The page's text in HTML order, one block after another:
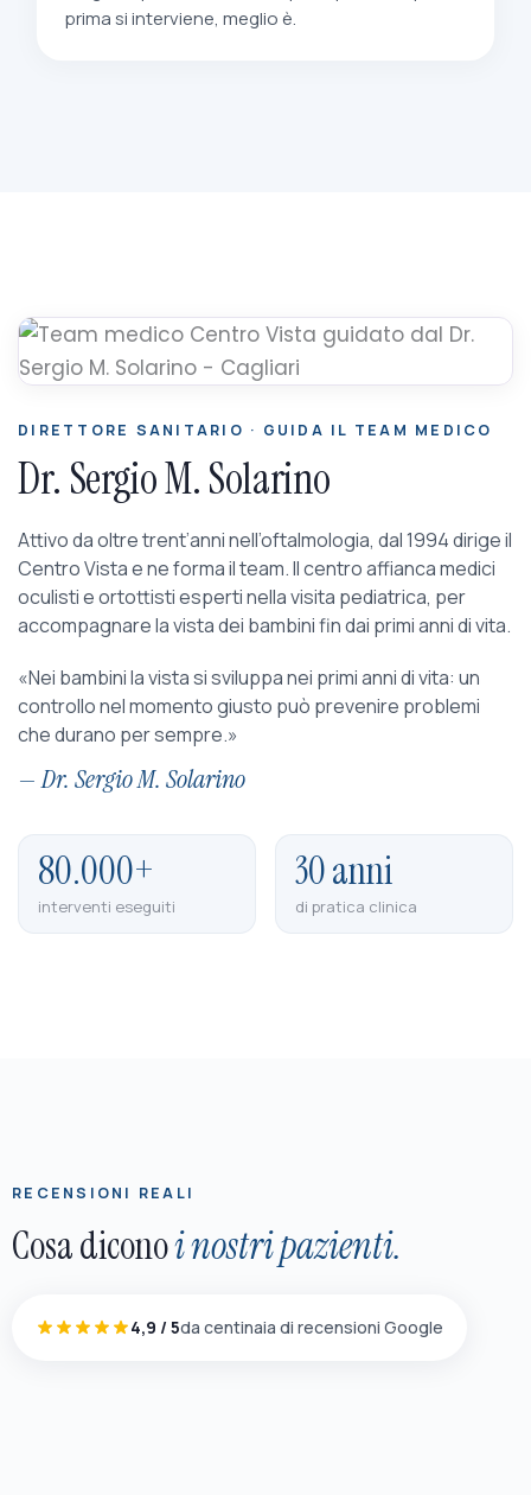
prima si interviene, meglio è.
DIRETTORE SANITARIO · GUIDA IL TEAM MEDICO
Dr. Sergio M. Solarino
Attivo da oltre trent’anni nell’oftalmologia, dal 1994 dirige il
Centro Vista e ne forma il team. Il centro affianca medici
oculisti e ortottisti esperti nella visita pediatrica, per
accompagnare la vista dei bambini fin dai primi anni di vita.
«Nei bambini la vista si sviluppa nei primi anni di vita: un
controllo nel momento giusto può prevenire problemi
che durano per sempre.»
— Dr. Sergio M. Solarino
80.000+
interventi eseguiti
30 anni
di pratica clinica
RECENSIONI REALI
Cosa diconoi nostri pazienti.
4,9 / 5da centinaia di recensioni Google